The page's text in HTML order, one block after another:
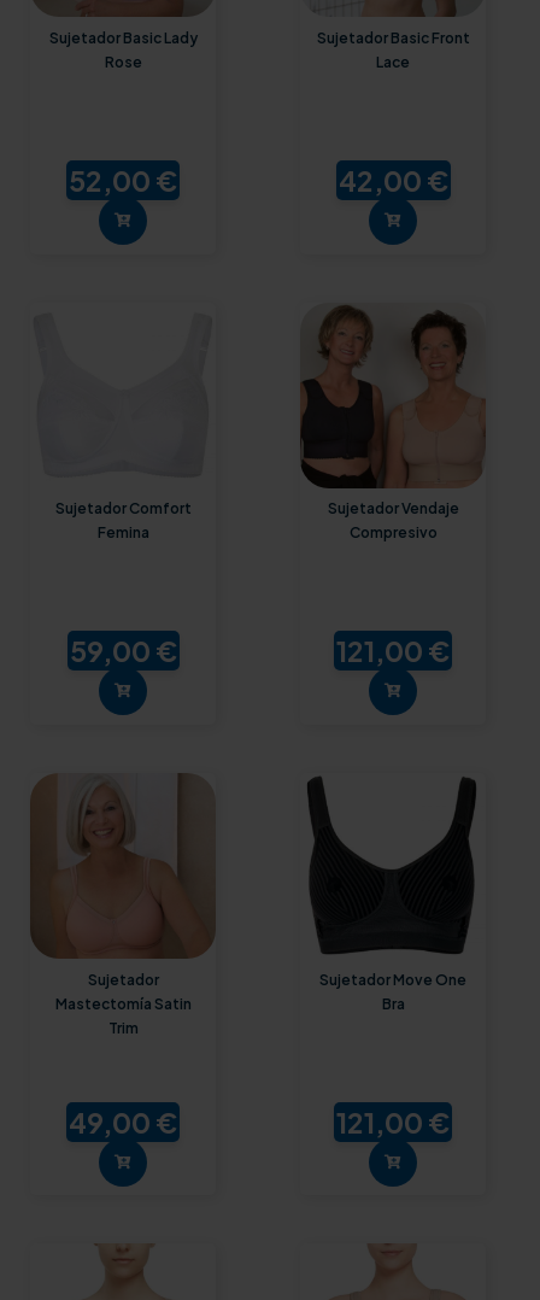
Sujetador Basic Lady
Rose
52,00 €
Sujetador Basic Front
Lace
42,00 €
Sujetador Comfort
Femina
59,00 €
Sujetador Vendaje
Compresivo
121,00 €
Sujetador
Mastectomía Satin
Trim
49,00 €
Sujetador Move One
Bra
121,00 €